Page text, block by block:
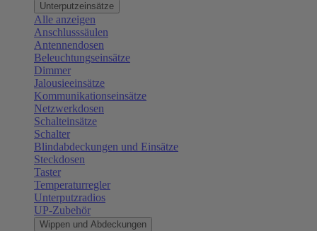
Unterputzeinsätze
Alle anzeigen
Anschlusssäulen
Antennendosen
Beleuchtungseinsätze
Dimmer
Jalousieeinsätze
Kommunikationseinsätze
Netzwerkdosen
Schalteinsätze
Schalter
Blindabdeckungen und Einsätze
Steckdosen
Taster
Temperaturregler
Unterputzradios
UP-Zubehör
Wippen und Abdeckungen